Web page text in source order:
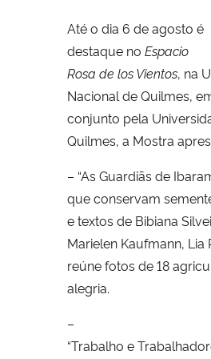
Até o dia 6 de agosto é
destaque no Espacio
Rosa de los Vientos, na
Nacional de Quilmes,
conjunto pela
Quilmes, a Mostra
– “As Guardiãs de
que conservam
e textos de Bibiana
Marielen Kaufmann, Lia
reúne fotos de 18
alegria.
–
“Trabalho e